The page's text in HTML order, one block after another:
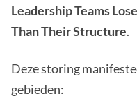
Leadership Teams
Than Their Structure.
Deze storing
gebieden: